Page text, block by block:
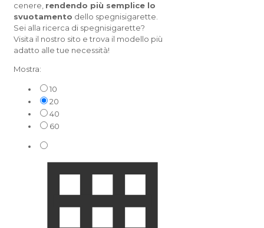
cenere, rendendo più semplice lo
svuotamento dello spegnisigarette.
Sei alla ricerca di spegnisigarette?
Visita il nostro sito e trova il modello più
adatto alle tue necessità!
Mostra:
10
20
40
60